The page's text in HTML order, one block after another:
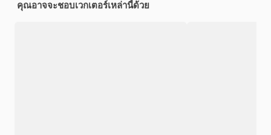
คุณอาจจะชอบเวกเตอร์เหล่านี้ด้วย